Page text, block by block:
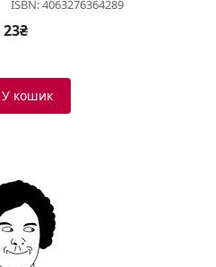
ISBN: 4063276364289
23₴
У кошик